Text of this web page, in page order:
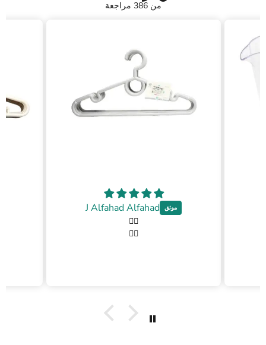
من 386 مراجعة
J Alfahad Alfahad
👍🏼
👍🏼